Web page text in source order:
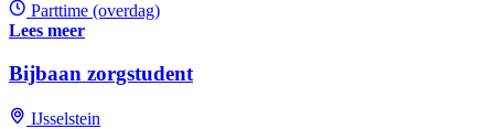
Parttime (overdag)
Lees meer
Bijbaan zorgstudent
IJsselstein